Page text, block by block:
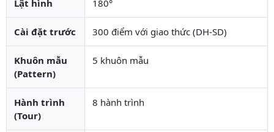
Lật hình 180°
Cài đặt trước 300 điểm với giao thức (DH-SD)
Khuôn mẫu
(Pattern)
5 khuôn mẫu
Hành trình
(Tour)
8 hành trình